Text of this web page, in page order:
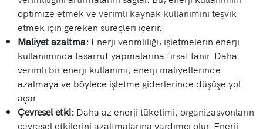
optimize etmek ve verimli kaynak kullanımını teşvik
etmek için gereken süreçleri içerir.
Maliyet azaltma: Enerji verimliliği, işletmelerin enerji
kullanımında tasarruf yapmalarına fırsat tanır. Daha
verimli bir enerji kullanımı, enerji maliyetlerinde
azalmaya ve böylece işletme giderlerinde düşüşe yol
açar.
Çevresel etki: Daha az enerji tüketimi, organizasyonların
çevresel etkilerini azaltmalarına yardımcı olur. Enerji